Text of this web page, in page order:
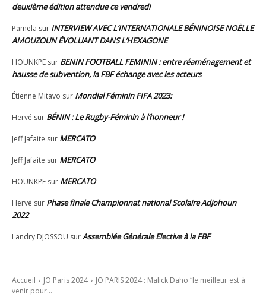
deuxième édition attendue ce vendredi
Pamela sur INTERVIEW AVEC L’INTERNATIONALE BÉNINOISE NOËLLE
AMOUZOUN ÉVOLUANT DANS L’HEXAGONE
HOUNKPE sur BENIN FOOTBALL FEMININ : entre réaménagement et
hausse de subvention, la FBF échange avec les acteurs
Étienne Mitavo sur Mondial Féminin FIFA 2023:
Hervé sur BÉNIN : Le Rugby-Féminin à l’honneur !
Jeff Jafaite sur MERCATO
Jeff Jafaite sur MERCATO
HOUNKPE sur MERCATO
Hervé sur Phase finale Championnat national Scolaire Adjohoun
2022
Landry DJOSSOU surAssemblée Générale Elective à la FBF